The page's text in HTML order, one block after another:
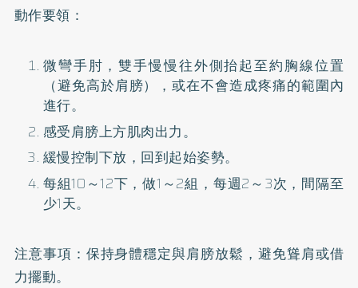
動作要領：
微彎手肘，雙手慢慢往外側抬起至約胸線位置
（避免高於肩膀），或在不會造成疼痛的範圍內
進行。
感受肩膀上方肌肉出力。
緩慢控制下放，回到起始姿勢。
每組10～12下，做1～2組，每週2～3次，間隔至
少1天。
注意事項：保持身體穩定與肩膀放鬆，避免聳肩或借
力擺動。